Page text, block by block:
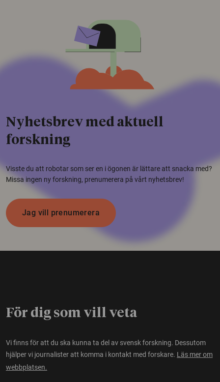
Nyhetsbrev med aktuell
forskning
Visste du att robotar som ser en i ögonen är lättare att snacka med?
Missa ingen ny forskning, prenumerera på vårt nyhetsbrev!
Jag vill prenumerera
För dig som vill veta
Vi finns för att du ska kunna ta del av svensk forskning. Dessutom
hjälper vi journalister att komma i kontakt med forskare. Läs mer om
webbplatsen.